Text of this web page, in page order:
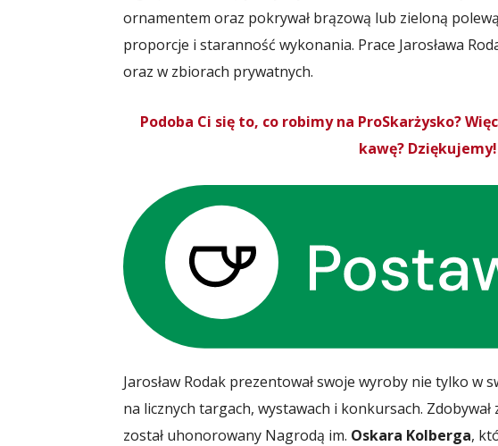
ornamentem oraz pokrywał brązową lub zieloną
proporcje i staranność wykonania. Prace Jarosława
oraz w zbiorach prywatnych.
Podoba Ci się to, co robimy na ProSkarżysko?
kawę?
Jarosław Rodak prezentował swoje wyroby nie tylko w
na licznych targach, wystawach i konkursach.
został uhonorowany Nagrodą im. Oskara Kolberga,